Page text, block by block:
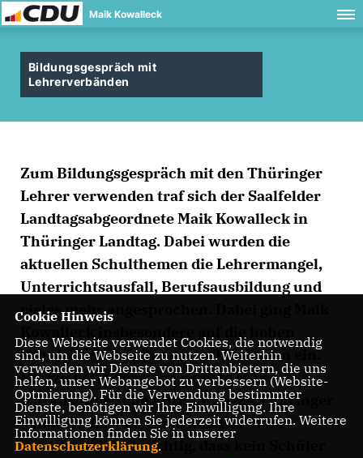
Maik Kowalleck
Bildungsgespräch mit
Lehrerverbänden
Zum Bildungsgespräch mit den Thüringer
Lehrer verwenden traf sich der Saalfelder
Landtagsabgeordnete Maik Kowalleck in
Thüringer Landtag. Dabei wurden die
aktuellen Schulthemen die Lehrermangel,
Unterrichtsausfall, Berufsausbildung und
vieles mehr angesprochen. Dabei ging Maik
Schulabbrecher Quoten in Thüringen ein.
Hierzu hatte der Abgeordnete eine
parlamentarische Anfrage an die Thüringer
Landesregierung gerichtet. Für Maik
Kowalleck ist es wichtig, dass kein Schüler
Cookie Hinweis
Diese Webseite verwendet Cookies, die notwendig
sind, um die Webseite zu nutzen. Weiterhin
verwenden wir Dienste von Drittanbietern, die uns
helfen, unser Webangebot zu verbessern (Website-
Optmierung). Für die Verwendung bestimmter
Dienste, benötigen wir Ihre Einwilligung. Ihre
Einwilligung können Sie jederzeit widerrufen. Weitere
Informationen finden Sie in unserer
Datenschutzerklärung.